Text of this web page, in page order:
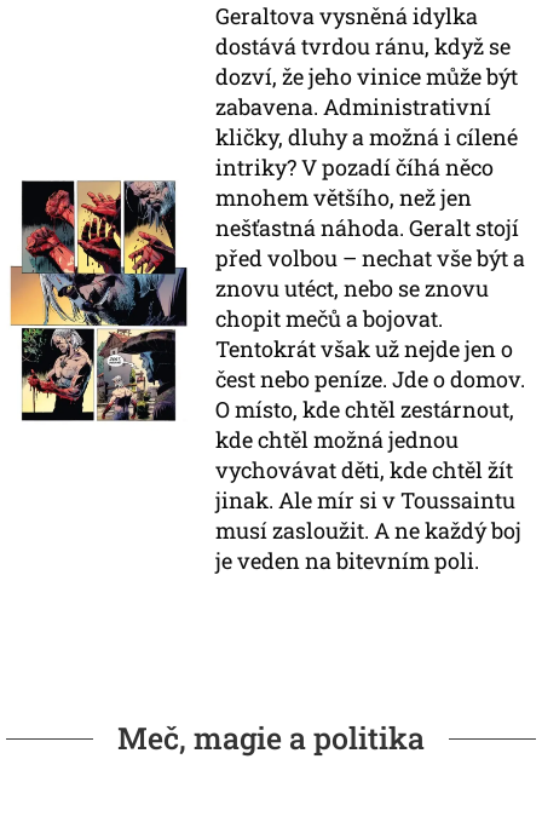
Geraltova vysněná idylka
dostává tvrdou ránu, když se
dozví, že jeho vinice může být
zabavena. Administrativní
kličky, dluhy a možná i cílené
intriky? V pozadí číhá něco
mnohem většího, než jen
nešťastná náhoda. Geralt stojí
před volbou – nechat vše být a
znovu utéct, nebo se znovu
chopit mečů a bojovat.
Tentokrát však už nejde jen o
čest nebo peníze. Jde o domov.
O místo, kde chtěl zestárnout,
kde chtěl možná jednou
vychovávat děti, kde chtěl žít
jinak. Ale mír si v Toussaintu
musí zasloužit. A ne každý boj
je veden na bitevním poli.
Meč, magie a politika